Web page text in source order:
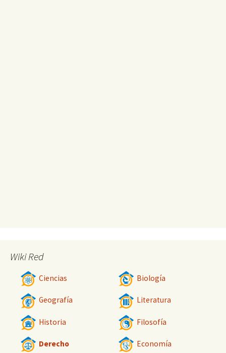
Wiki Red
Ciencias Biología
Geografía Literatura
Historia Filosofía
Derecho Economía